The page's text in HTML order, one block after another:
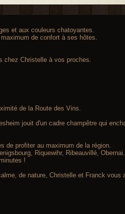
et aux couleurs chatoyantes.
de confort à ses hôtes.
chez Christelle à vos proches.
de la Route des Vins.
jouit d'un cadre champêtre qui
de profiter au maximum de la région.
Riquewihr, Ribeauvillé,
!
de nature, Christelle et Franck vous